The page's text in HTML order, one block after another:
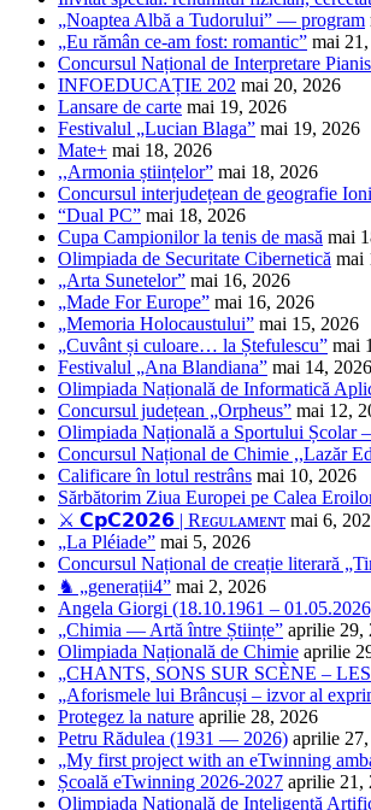
„Noaptea Albă a Tudorului” — program
„Eu rămân ce-am fost: romantic” mai
Concursul Național de Interpretare
INFOEDUCAȚIE 202 mai 20, 2026
Lansare de carte mai 19, 2026
Festivalul „Lucian Blaga” mai 19, 2026
Mate+ mai 18, 2026
,,Armonia științelor” mai 18, 2026
Concursul interjudețean de geografie
“Dual PC” mai 18, 2026
Cupa Campionilor la tenis de masă mai
Olimpiada de Securitate Cibernetică mai
„Arta Sunetelor” mai 16, 2026
„Made For Europe” mai 16, 2026
„Memoria Holocaustului” mai 15, 2026
„Cuvânt și culoare… la Ștefulescu” mai
Festivalul „Ana Blandiana” mai 14, 2026
Olimpiada Națională de Informatică
Concursul județean „Orpheus” mai 12,
Olimpiada Națională a Sportului Școlar
Concursul Național de Chimie ,,Lazăr
Calificare în lotul restrâns mai 10, 2026
Sărbătorim Ziua Europei pe Calea
⚔️ 𝗖𝗽𝗖𝟮𝟬𝟮𝟲 | Rᴇɢᴜʟᴀᴍᴇɴᴛ mai 6,
„La Pléiade” mai 5, 2026
Concursul Național de creație literară
♞ „generații4” mai 2, 2026
Angela Giorgi (18.10.1961 –
„Chimia — Artă între Științe” aprilie 29,
Olimpiada Națională de Chimie aprilie
„CHANTS, SONS SUR SCÈNE –
„Aforismele lui Brâncuși – izvor al
Protegez la nature aprilie 28, 2026
Petru Rădulea (1931 — 2026) aprilie
„My first project with an eTwinning
Școală eTwinning 2026-2027 aprilie 21,
Olimpiada Națională de Inteligență